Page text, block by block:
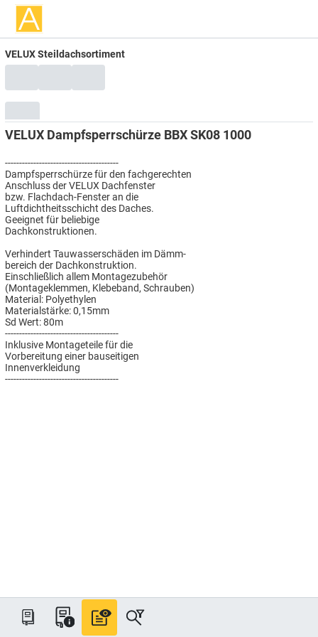
VELUX Steildachsortiment
VELUX Dampfsperrschürze BBX SK08 1000
----------------------------------------
Dampfsperrschürze für den fachgerechten
Anschluss der VELUX Dachfenster
bzw. Flachdach-Fenster an die
Luftdichtheitsschicht des Daches.
Geeignet für beliebige
Dachkonstruktionen.
Verhindert Tauwasserschäden im Dämm-
bereich der Dachkonstruktion.
Einschließlich allem Montagezubehör
(Montageklemmen, Klebeband, Schrauben)
Material: Polyethylen
Materialstärke: 0,15mm
Sd Wert: 80m
----------------------------------------
Inklusive Montageteile für die
Vorbereitung einer bauseitigen
Innenverkleidung
----------------------------------------